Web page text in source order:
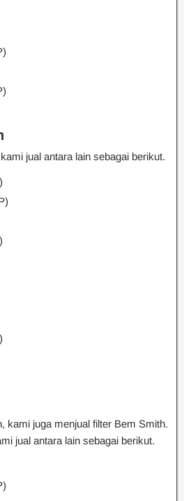
jual antara lain sebagai berikut.
kami juga menjual filter Bem Smith.
jual antara lain sebagai berikut.